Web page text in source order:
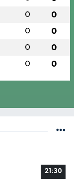
0 0
0 0
0 0
0 0
21:30